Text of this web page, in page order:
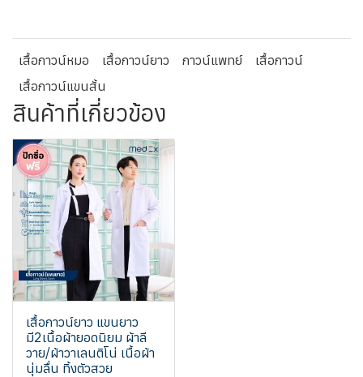
เสื้อกาวน์หมอ เสื้อกาวน์ยาว กาวน์แพทย์
เสื้อกาวน์
เสื้อกาวน์แขนสั้น
สินค้าที่เกี่ยวข้อง
เสื้อกาวน์ยาว แขนยาว
มี2เนื้อผ้ายอดนิยม ผ้าลี
วาย/ผ้าวาเลนติโน่ เนื้อผ้า
นุ่มลื่น ทิ้งตัวสวย